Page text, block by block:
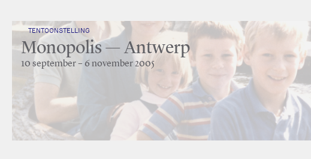
TENTOONSTELLING
Monopolis — Antwerp
10 september – 6 november 2005